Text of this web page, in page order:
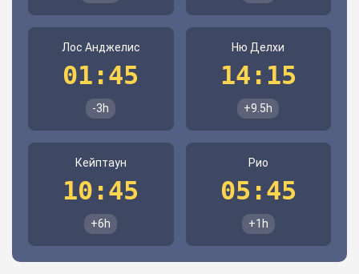
Лос Анджелис
01:45
-3h
Ню Делхи
14:15
+9.5h
Кейптаун
10:45
+6h
Рио
05:45
+1h